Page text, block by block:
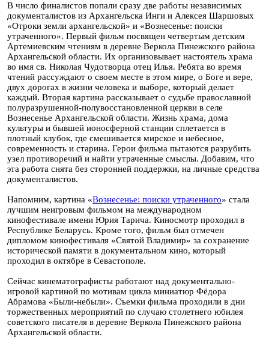
В число финалистов попали сразу две работы независимых
документалистов из Архангельска Инги и Алексея Шаршовых
«Отроки земли архангельской» и «Вознесенье: поиски
утраченного». Первый фильм посвящен четвертым детским
Артемиевским чтениям в деревне Веркола Пинежского района
Архангельской области. Их организовывает настоятель храма
во имя св. Николая Чудотворца отец Илья. Ребята во время
чтений рассуждают о своем месте в этом мире, о Боге и вере,
двух дорогах в жизни человека и выборе, который делает
каждый. Вторая картина рассказывает о судьбе православной
полуразрушенной-полувосстановленной церкви в селе
Вознесенье Архангельской области. Жизнь храма, дома
культуры и бывшей ионосферной станции сплетается в
плотный клубок, где смешивается мирское и небесное,
современность и старина. Герои фильма пытаются разрубить
узел противоречий и найти утраченные смыслы. Добавим, что
эта работа снята без сторонней поддержки, на личные средства
документалистов.
Напомним, картина «Вознесенье: поиски утраченного» стала
лучшим неигровым фильмом на международном
кинофестивале имени Юрия Тарича. Киносмотр проходил в
Республике Беларусь. Кроме того, фильм был отмечен
дипломом кинофестиваля «Святой Владимир» за сохранение
исторической памяти в документальном кино, который
проходил в октябре в Севастополе.
Сейчас кинематографисты работают над документально-
игровой картиной по мотивам цикла миниатюр Фёдора
Абрамова «Были-небыли». Съемки фильма проходили в дни
торжественных мероприятий по случаю столетнего юбилея
советского писателя в деревне Веркола Пинежского района
Архангельской области.